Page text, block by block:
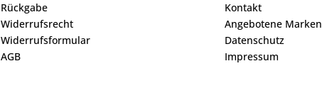
Rückgabe
Widerrufsrecht
Widerrufsformular
AGB
Kontakt
Angebotene Marken
Datenschutz
Impressum